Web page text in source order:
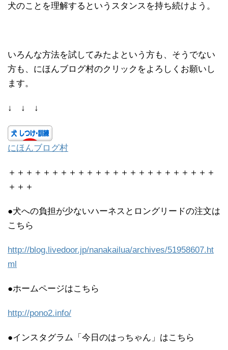
犬のことを理解するというスタンスを持ち続けよう。
いろんな方法を試してみたよという方も、そうでない
方も、にほんブログ村のクリックをよろしくお願いし
ます。
↓ ↓ ↓
にほんブログ村
＋＋＋＋＋＋＋＋＋＋＋＋＋＋＋＋＋＋＋＋＋＋＋＋
＋＋＋
●犬への負担が少ないハーネスとロングリードの注文は
こちら
http://blog.livedoor.jp/nanakailua/archives/51958607.ht
ml
●ホームページはこちら
http://pono2.info/
●インスタグラム「今日のはっちゃん」はこちら